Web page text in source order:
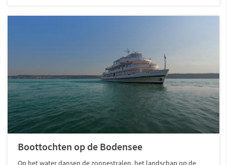
Boottochten op de Bodensee
Op het water dansen de zonnestralen, het landschap op de